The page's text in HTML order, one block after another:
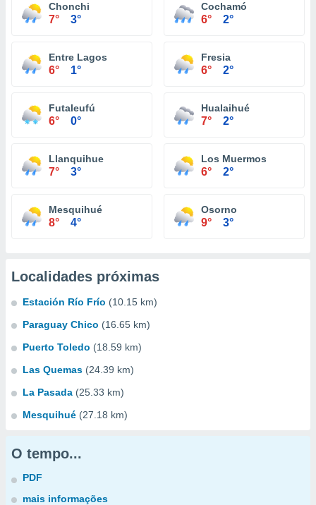
Chonchi
7° 3°
Cochamó
6° 2°
Entre Lagos
6° 1°
Fresia
6° 2°
Futaleufú
6° 0°
Hualaihué
7° 2°
Llanquihue
7° 3°
Los Muermos
6° 2°
Mesquihué
8° 4°
Osorno
9° 3°
Localidades próximas
Estación Río Frío (10.15 km)
Paraguay Chico (16.65 km)
Puerto Toledo (18.59 km)
Las Quemas (24.39 km)
La Pasada (25.33 km)
Mesquihué (27.18 km)
O tempo...
PDF
mais informações